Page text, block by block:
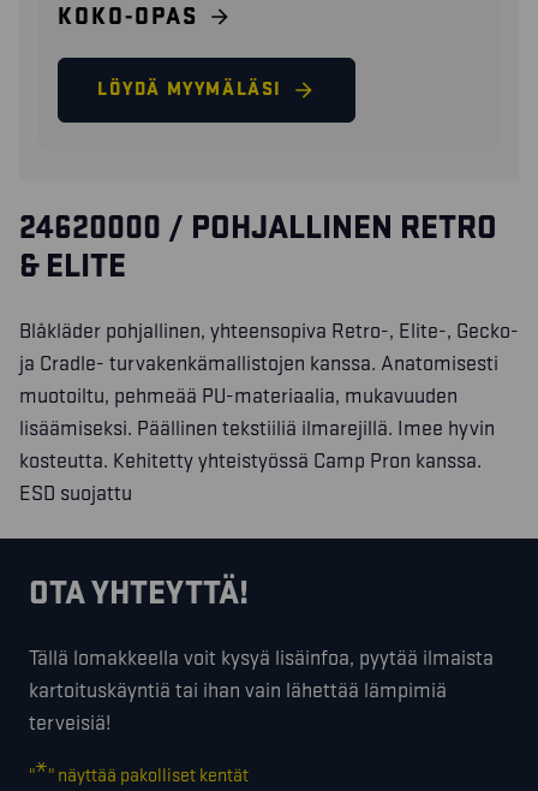
KOKO-OPAS
LÖYDÄ MYYMÄLÄSI
24620000 / POHJALLINEN RETRO
& ELITE
Blåkläder pohjallinen, yhteensopiva Retro-, Elite-, Gecko-
ja Cradle- turvakenkämallistojen kanssa. Anatomisesti
muotoiltu, pehmeää PU-materiaalia, mukavuuden
lisäämiseksi. Päällinen tekstiiliä ilmarejillä. Imee hyvin
kosteutta. Kehitetty yhteistyössä Camp Pron kanssa.
ESD suojattu
OTA YHTEYTTÄ!
Tällä lomakkeella voit kysyä lisäinfoa, pyytää ilmaista
kartoituskäyntiä tai ihan vain lähettää lämpimiä
terveisiä!
"*" näyttää pakolliset kentät